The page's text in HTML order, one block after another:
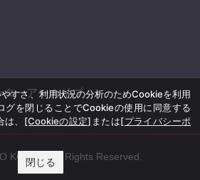
ターアーカイブ
KOGYO, All Rights Reserved.
すさ、利用状況の分析のためCookieを利用
グを閉じることでCookieの使用に同意する
、 [Cookieの設定] または[プライバシーポ
閉じる